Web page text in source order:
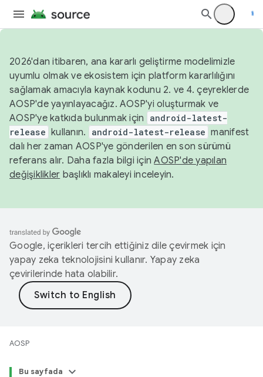
2026'dan itibaren, ana kararlı geliştirme modelimizle
uyumlu olmak ve ekosistem için platform kararlılığını
sağlamak amacıyla kaynak kodunu 2. ve 4. çeyreklerde
AOSP'de yayınlayacağız. AOSP'yi oluşturmak ve
AOSP'ye katkıda bulunmak için
android-latest-
release kullanın. android-latest-release manifest
dalı her zaman AOSP'ye gönderilen en son sürümü
referans alır. Daha fazla bilgi içinAOSP'de yapılan
değişiklikler başlıklı makaleyi inceleyin.
Google, içerikleri tercih ettiğiniz dile çevirmek için
yapay zeka teknolojisini kullanır. Yapay zeka
çevirilerinde hata olabilir.
AOSP
Bu sayfada